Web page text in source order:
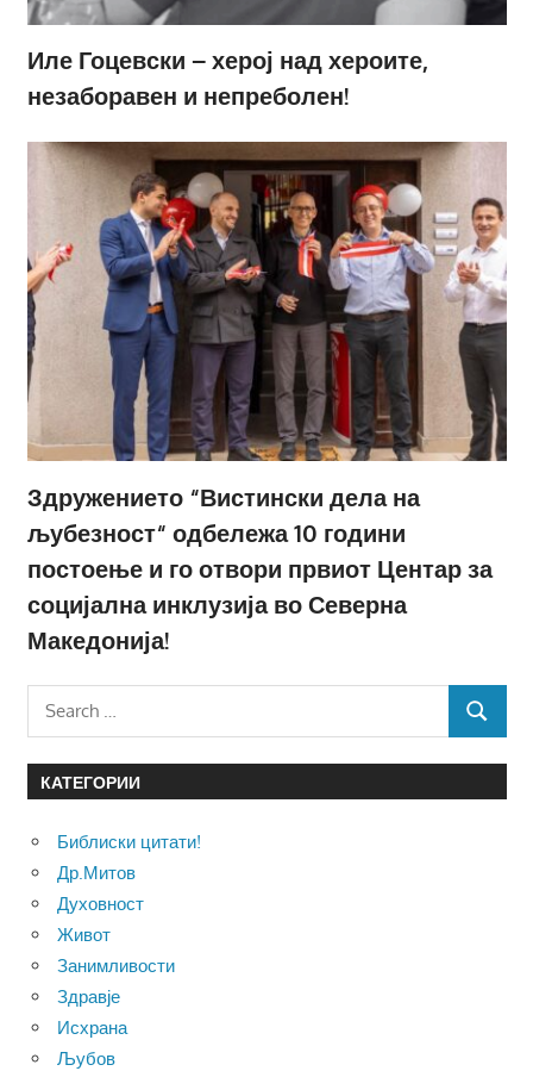
Иле Гоцевски – херој над хероите,
незаборавен и непреболен!
Здружението “Вистински дела на
љубезност“ одбележа 10 години
постоење и го отвори првиот Центар за
социјална инклузија во Северна
Македонија!
Search
SEARCH
КАТЕГОРИИ
Библиски цитати!
Др.Митов
Духовност
Живот
Занимливости
Здравје
Исхрана
Љубов